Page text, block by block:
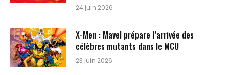
24 juin 2026
X-Men : Mavel prépare l’arrivée des
célèbres mutants dans le MCU
23 juin 2026